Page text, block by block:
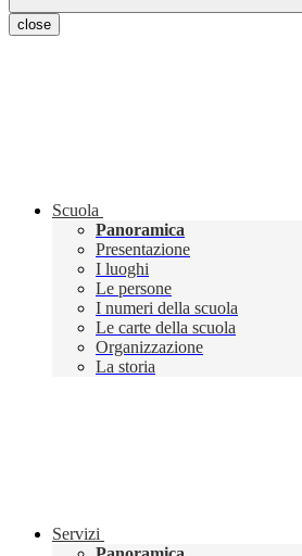
close
Scuola
Panoramica
Presentazione
I luoghi
Le persone
I numeri della scuola
Le carte della scuola
Organizzazione
La storia
Servizi